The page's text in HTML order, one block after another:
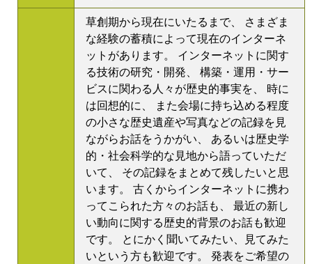
草創期から現在にいたるまで、 さまざま
な経験の蓄積によって現在のインターネ
ットがあります。 インターネットに関す
る技術の研究・開発、 構築・運用・サー
ビスに関わる人々が歴史的事実を、 時に
は回想的に、 また会場に持ち込める程度
の小さな歴史遺産や写真などの記録を見
ながらお話をうかがい、 あるいは歴史学
的・社会科学的な見地から語っていただ
いて、 その記録をまとめて残したいと思
います。 古くからインターネットに携わ
ってこられた方々のお話も、 最近の新し
い動向に関する歴史的背景のお話も歓迎
です。 とにかく聞いてみたい、見てみた
いという方も歓迎です。 発表をご希望の